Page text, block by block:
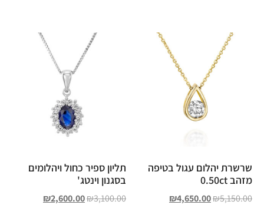
שרשרת יהלום עגול בטיפה
מזהב 0.50ct
₪5,150.00
₪4,650.00
תליון ספיר כחול ויהלומים
בסגנון וינטג'
₪3,100.00
₪2,600.00